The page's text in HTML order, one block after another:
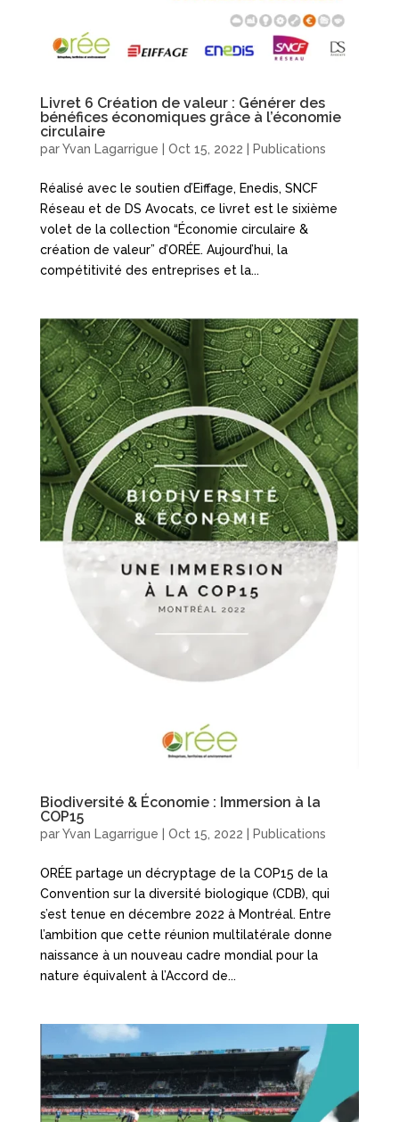
Livret 6 Création de valeur : Générer des
bénéfices économiques grâce à l’économie
circulaire
parYvan Lagarrigue Oct 15, 2022 Publications
Réalisé avec le soutien d’Eiffage, Enedis, SNCF
Réseau et de DS Avocats, ce livret est le sixième
volet de la collection “Économie circulaire &
création de valeur” d’ORÉE. Aujourd’hui, la
compétitivité des entreprises et la...
Biodiversité & Économie : Immersion à la
COP15
parYvan Lagarrigue Oct 15, 2022 Publications
ORÉE partage un décryptage de la COP15 de la
Convention sur la diversité biologique (CDB), qui
s’est tenue en décembre 2022 à Montréal. Entre
l’ambition que cette réunion multilatérale donne
naissance à un nouveau cadre mondial pour la
nature équivalent à l’Accord de...